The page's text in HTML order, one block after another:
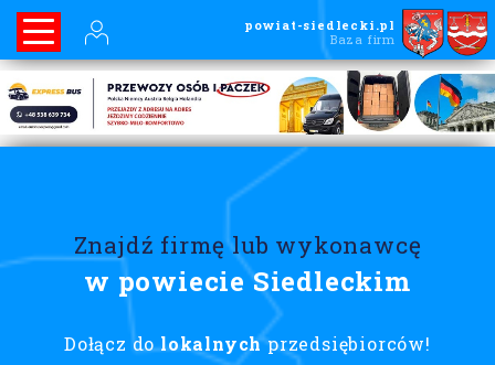
powiat-siedlecki.pl
Baza firm
Znajdź firmę lub wykonawcę
w powiecie Siedleckim
Dołącz dolokalnych przedsiębiorców!